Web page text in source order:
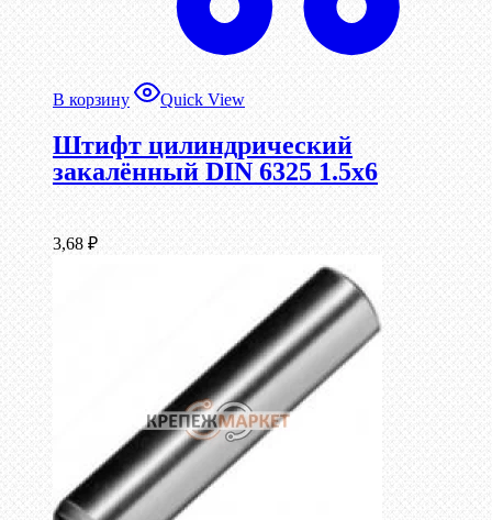
В корзину Quick View
Штифт цилиндрический
закалённый DIN 6325 1.5х6
3,68 ₽